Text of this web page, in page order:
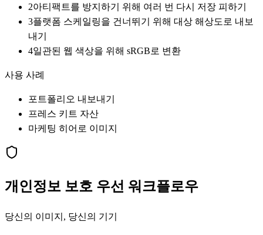
2아티팩트를 방지하기 위해 여러 번 다시 저장 피하기
3플랫폼 스케일링을 건너뛰기 위해 대상 해상도로 내보
내기
4일관된 웹 색상을 위해 sRGB로 변환
사용 사례
포트폴리오 내보내기
프레스 키트 자산
마케팅 히어로 이미지
개인정보 보호 우선 워크플로우
당신의 이미지, 당신의 기기